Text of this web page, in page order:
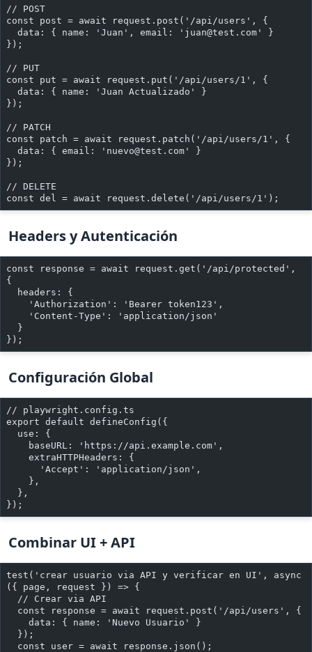
// POST
const post = await request.post('/api/users', {
  data: { name: 'Juan', email: '
juan@test.com ' }
});
// PUT
const put = await request.put('/api/users/1', {
  data: { name: 'Juan Actualizado' }
});
// PATCH
const patch = await request.patch('/api/users/1', {
  data: { email: '
nuevo@test.com ' }
});
// DELETE
const del = await request.delete('/api/users/1');
Headers y Autenticación
const response = await request.get('/api/protected',
{
  headers: {
    'Authorization': 'Bearer token123',
    'Content-Type': 'application/json'
  }
});
Configuración Global
// playwright.config.ts
export default defineConfig({
  use: {
    baseURL: 'https://api.example.com',
    extraHTTPHeaders: {
      'Accept': 'application/json',
    },
  },
});
Combinar UI + API
test('crear usuario via API y verificar en UI', async
({ page, request }) => {
  // Crear via API
  const response = await request.post('/api/users', {
    data: { name: 'Nuevo Usuario' }
  });
  const user = await response.json();